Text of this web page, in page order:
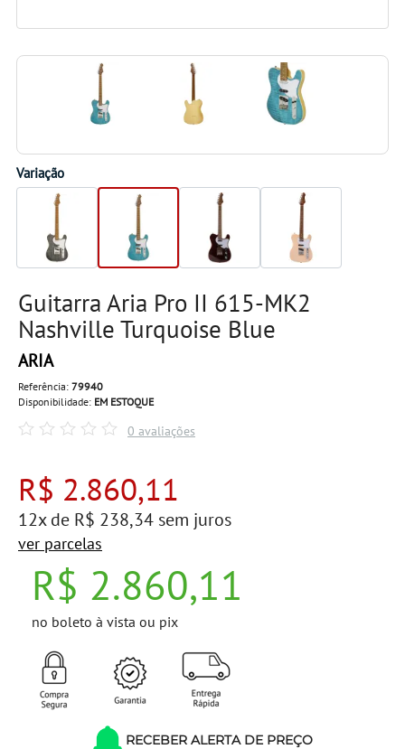
Variação
Guitarra Aria Pro II 615-MK2
Nashville Turquoise Blue
ARIA
Referência: 79940
Disponibilidade: EM ESTOQUE
0 avaliações
R$ 2.860,11
12x de R$ 238,34 sem juros
ver parcelas
R$ 2.860,11
no boleto à vista ou pix
RECEBER ALERTA DE PREÇO